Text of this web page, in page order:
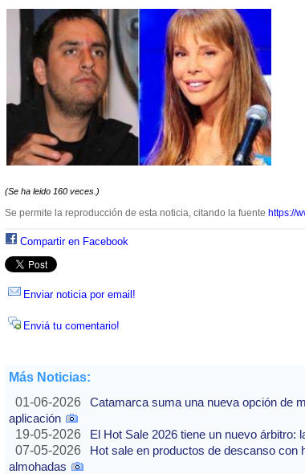
(Se ha leido 160 veces.)
Se permite la reproducción de esta noticia, citando la fuente https://
Compartir en Facebook
Enviar noticia por email!
Enviá tu comentario!
Más Noticias:
01-06-2026
Catamarca suma una nueva opción de
aplicación
19-05-2026
El Hot Sale 2026 tiene un nuevo árbitro:
07-05-2026
Hot sale en productos de descanso con
almohadas